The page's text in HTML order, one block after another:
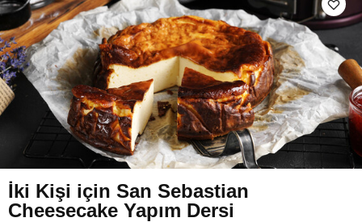
İki Kişi için San Sebastian
Cheesecake Yapım Dersi